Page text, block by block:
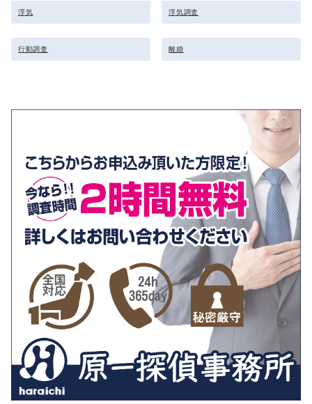
浮気 浮気調査
行動調査 離婚